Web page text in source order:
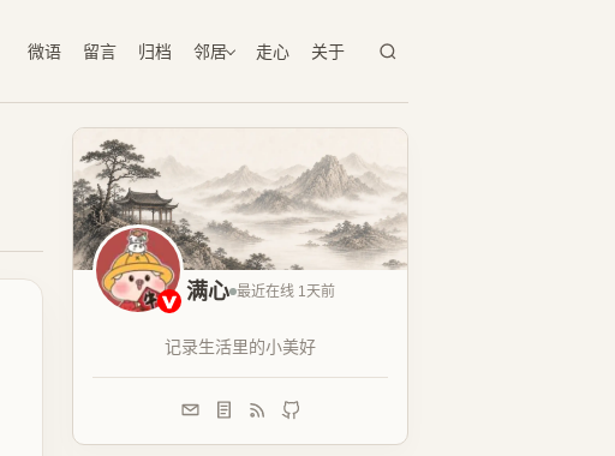
微语 留言 归档 邻居 走心 关于
满心 最近在线 1天前
记录生活里的小美好